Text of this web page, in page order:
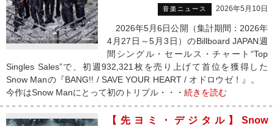
音楽ニュース 2026年5月10日
2026年5月6日公開（集計期間：2026年
4月27日～5月3日）のBillboard JAPAN週
間シングル・セールス・チャート“Top
Singles Sales”で、初週932,321枚を売り上げて首位を獲得した
Snow Manの『BANG!! / SAVE YOUR HEART / オドロウゼ！』。
今作はSnow Manにとって初のトリプル・・・ 続きを読む
【先ヨミ・デジタル】Snow